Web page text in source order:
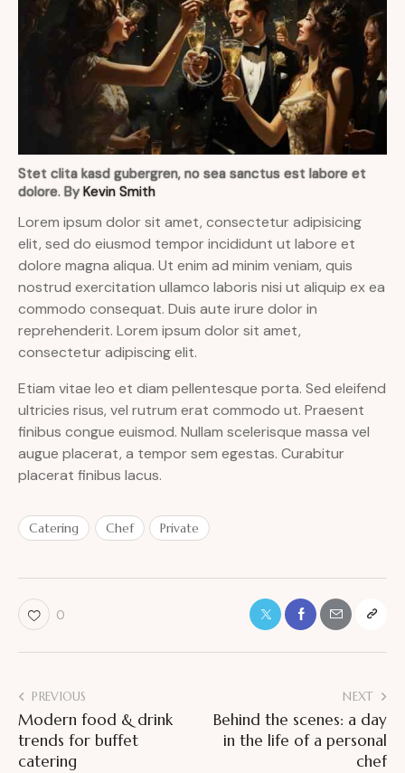
Stet clita kasd gubergren, no sea sanctus est labore et
dolore. ByKevin Smith
Lorem ipsum dolor sit amet, consectetur adipisicing
elit, sed do eiusmod tempor incididunt ut labore et
dolore magna aliqua. Ut enim ad minim veniam, quis
nostrud exercitation ullamco laboris nisi ut aliquip ex ea
commodo consequat. Duis aute irure dolor in
reprehenderit. Lorem ipsum dolor sit amet,
consectetur adipiscing elit.
Etiam vitae leo et diam pellentesque porta. Sed eleifend
ultricies risus, vel rutrum erat commodo ut. Praesent
finibus congue euismod. Nullam scelerisque massa vel
augue placerat, a tempor sem egestas. Curabitur
placerat finibus lacus.
Catering Chef Private
0
Post
navigation
PREVIOUS
Modern food & drink
trends for buffet
catering
NEXT
Behind the scenes: a day
in the life of a personal
chef